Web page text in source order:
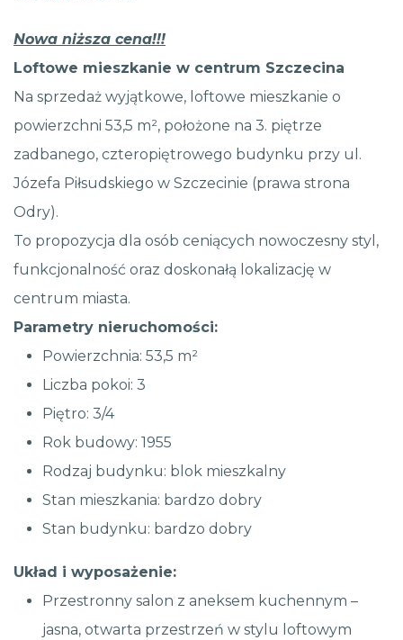
Nowa niższa cena!!!
Loftowe mieszkanie w centrum Szczecina
Na sprzedaż wyjątkowe, loftowe mieszkanie o
powierzchni 53,5 m², położone na 3. piętrze
zadbanego, czteropiętrowego budynku przy ul.
Józefa Piłsudskiego w Szczecinie (prawa strona
Odry).
To propozycja dla osób ceniących nowoczesny styl,
funkcjonalność oraz doskonałą lokalizację w
centrum miasta.
Parametry nieruchomości:
Powierzchnia: 53,5 m²
Liczba pokoi: 3
Piętro: 3/4
Rok budowy: 1955
Rodzaj budynku: blok mieszkalny
Stan mieszkania: bardzo dobry
Stan budynku: bardzo dobry
Układ i wyposażenie:
Przestronny salon z aneksem kuchennym –
jasna, otwarta przestrzeń w stylu loftowym